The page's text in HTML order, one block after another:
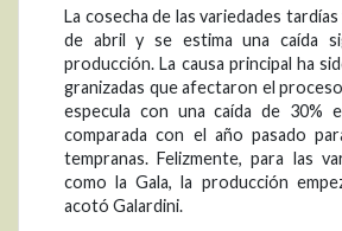
La cosecha de las variedades
de abril y se estima una caída
producción. La causa principal ha
granizadas que afectaron el
especula con una caída de 30%
comparada con el año pasado
tempranas. Felizmente, para las
como la Gala, la producción
acotó Galardini.